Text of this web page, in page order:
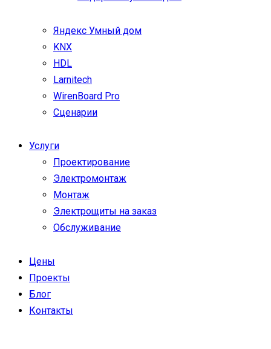
Яндекс Умный дом
KNX
HDL
Larnitech
WirenBoard Pro
Сценарии
Услуги
Проектирование
Электромонтаж
Монтаж
Электрощиты на заказ
Обслуживание
Цены
Проекты
Блог
Контакты